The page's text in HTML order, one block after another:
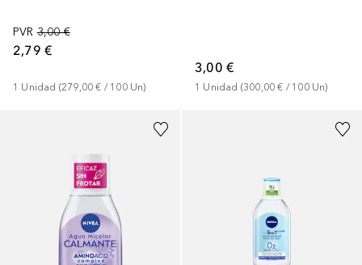
PVR 3,00 €
2,79 €
1 Unidad (279,00 € / 100 Un)
3,00 €
1 Unidad (300,00 € / 100 Un)